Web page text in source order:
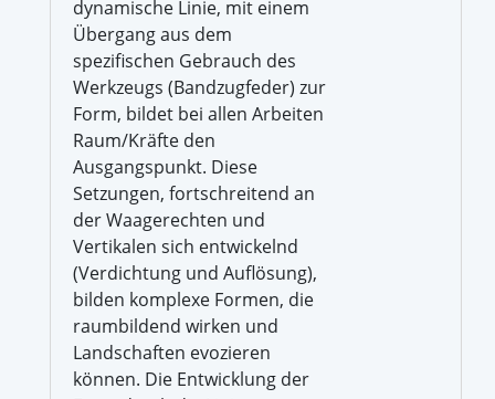
dynamische Linie, mit einem
Übergang aus dem
spezifischen Gebrauch des
Werkzeugs (Bandzugfeder) zur
Form, bildet bei allen Arbeiten
Raum/Kräfte den
Ausgangspunkt. Diese
Setzungen, fortschreitend an
der Waagerechten und
Vertikalen sich entwickelnd
(Verdichtung und Auflösung),
bilden komplexe Formen, die
raumbildend wirken und
Landschaften evozieren
können. Die Entwicklung der